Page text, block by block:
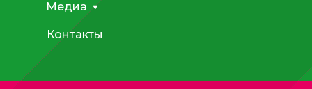
Медиа
Контакты